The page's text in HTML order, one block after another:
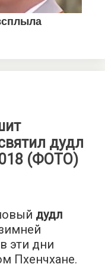
дудл
(ФОТО)
дудл
эти дни
Пхенчхане.